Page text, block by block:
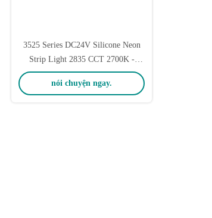
3525 Series DC24V Silicone Neon
Strip Light 2835 CCT 2700K -
6500K
nói chuyện ngay.